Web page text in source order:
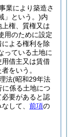
業により築造さ
」という。)内
上権、質権又は
用のために設定
よる権利を除
っている土地に
借主又は賃借
をいう。
法(昭和29年法
に係る土地につ
要があると認
して、 前項の